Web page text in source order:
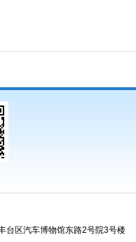
台区汽车博物馆东路2号院3号